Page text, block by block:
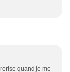
quand je me